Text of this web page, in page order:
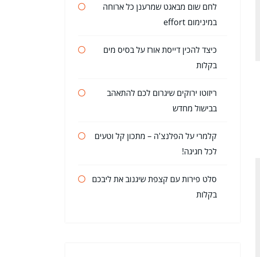
לחם שום מבאגט שמרענן כל ארוחה
במינימום effort
כיצד להכין דייסת אורז על בסיס מים
בקלות
ריזוטו ירוקים שיגרום לכם להתאהב
בבישול מחדש
קלמרי על הפלנצ'ה – מתכון קל וטעים
לכל חגיגה!
סלט פירות עם קצפת שיגנוב את ליבכם
בקלות